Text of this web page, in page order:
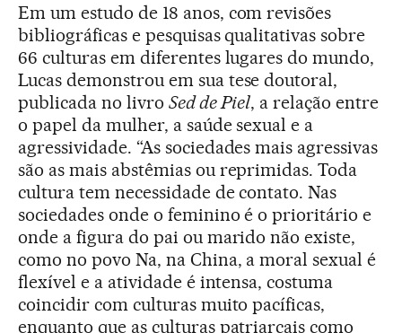
Em um estudo de 18 anos, com revisões
bibliográficas e pesquisas qualitativas sobre
66 culturas em diferentes lugares do mundo,
Lucas demonstrou em sua tese doutoral,
publicada no livro Sed de Piel, a relação entre
o papel da mulher, a saúde sexual e a
agressividade. “As sociedades mais agressivas
são as mais abstêmias ou reprimidas. Toda
cultura tem necessidade de contato. Nas
sociedades onde o feminino é o prioritário e
onde a figura do pai ou marido não existe,
como no povo Na, na China, a moral sexual é
flexível e a atividade é intensa, costuma
coincidir com culturas muito pacíficas,
enquanto que as culturas patriarcais como